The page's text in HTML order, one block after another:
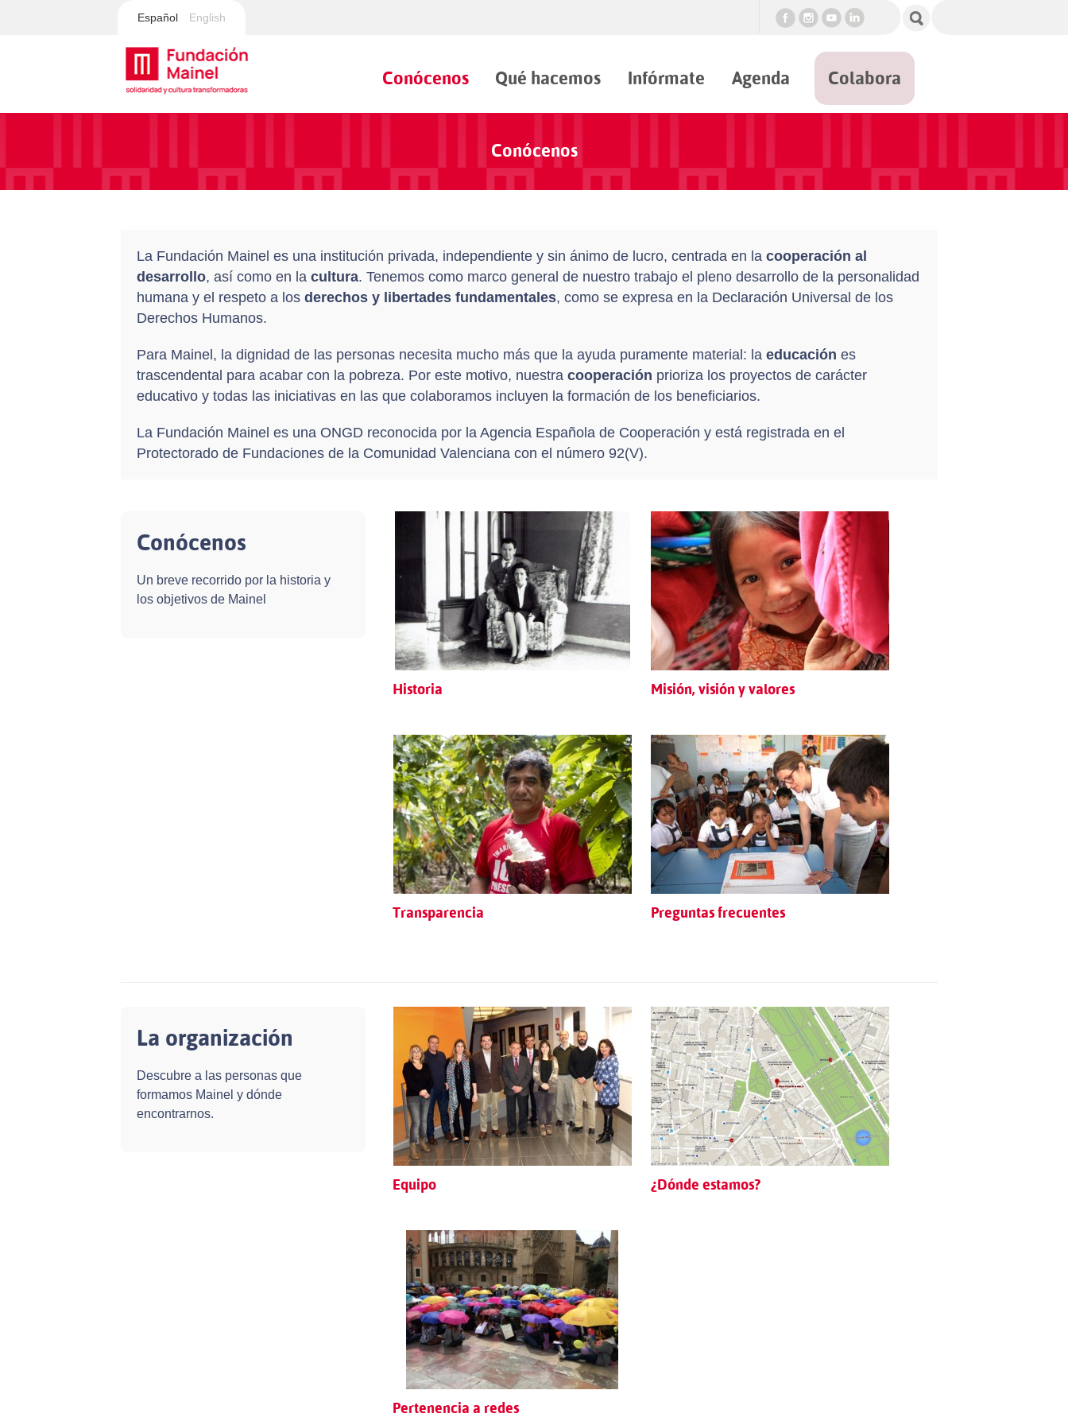
Español English
Conócenos Qué hacemos Infórmate Agenda Colabora
Conócenos
La Fundación Mainel es una institución privada, independiente y sin ánimo de lucro, centrada en la cooperación al
desarrollo, así como en la cultura. Tenemos como marco general de nuestro trabajo el pleno desarrollo de la personalidad
humana y el respeto a los derechos y libertades fundamentales, como se expresa en la Declaración Universal de los
Derechos Humanos.
Para Mainel, la dignidad de las personas necesita mucho más que la ayuda puramente material: la educación es
trascendental para acabar con la pobreza. Por este motivo, nuestra cooperación prioriza los proyectos de carácter
educativo y todas las iniciativas en las que colaboramos incluyen la formación de los beneficiarios.
La Fundación Mainel es una ONGD reconocida por la Agencia Española de Cooperación y está registrada en el
Protectorado de Fundaciones de la Comunidad Valenciana con el número 92(V).
Conócenos
Un breve recorrido por la historia y
los objetivos de Mainel
Historia Misión, visión y valores
Transparencia Preguntas frecuentes
La organización
Descubre a las personas que
formamos Mainel y dónde
encontrarnos.
Equipo ¿Dónde estamos?
Pertenencia a redes